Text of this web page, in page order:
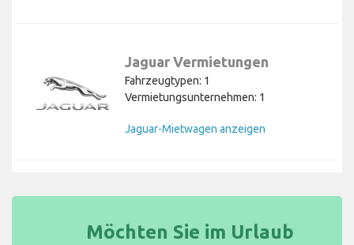
Jaguar Vermietungen
Fahrzeugtypen: 1
Vermietungsunternehmen: 1
Jaguar-Mietwagen anzeigen
Möchten Sie im Urlaub